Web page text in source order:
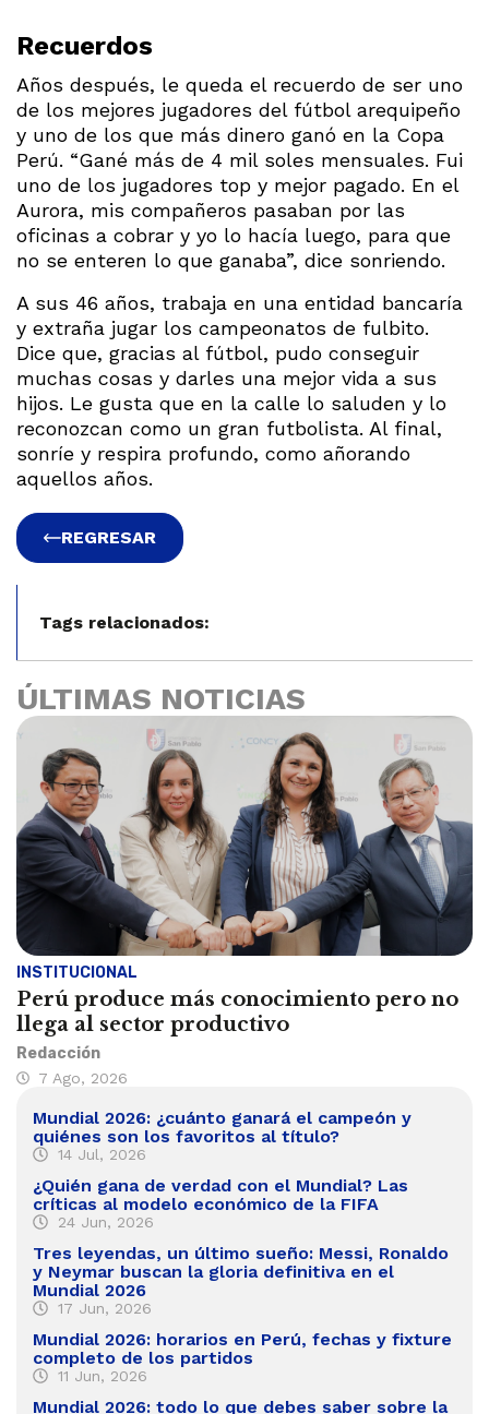
Recuerdos
Años después, le queda el recuerdo de ser uno
de los mejores jugadores del fútbol arequipeño
y uno de los que más dinero ganó en la Copa
Perú. “Gané más de 4 mil soles mensuales. Fui
uno de los jugadores top y mejor pagado. En el
Aurora, mis compañeros pasaban por las
oficinas a cobrar y yo lo hacía luego, para que
no se enteren lo que ganaba”, dice sonriendo.
A sus 46 años, trabaja en una entidad bancaría
y extraña jugar los campeonatos de fulbito.
Dice que, gracias al fútbol, pudo conseguir
muchas cosas y darles una mejor vida a sus
hijos. Le gusta que en la calle lo saluden y lo
reconozcan como un gran futbolista. Al final,
sonríe y respira profundo, como añorando
aquellos años.
REGRESAR
Tags relacionados:
ÚLTIMAS NOTICIAS
INSTITUCIONAL
Perú produce más conocimiento pero no
llega al sector productivo
Redacción
7 Ago, 2026
Mundial 2026: ¿cuánto ganará el campeón y
quiénes son los favoritos al título?
14 Jul, 2026
¿Quién gana de verdad con el Mundial? Las
críticas al modelo económico de la FIFA
24 Jun, 2026
Tres leyendas, un último sueño: Messi, Ronaldo
y Neymar buscan la gloria definitiva en el
Mundial 2026
17 Jun, 2026
Mundial 2026: horarios en Perú, fechas y fixture
completo de los partidos
11 Jun, 2026
Mundial 2026: todo lo que debes saber sobre la